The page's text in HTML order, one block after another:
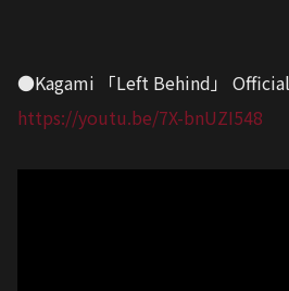
●Kagami 「Left Behind」
https://youtu.be/7X-bnUZI548